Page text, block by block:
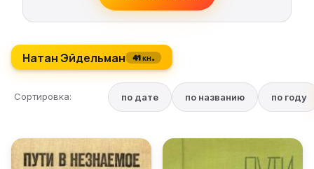
Натан Эйдельман 41 кн.
Сортировка: по дате по названию по году